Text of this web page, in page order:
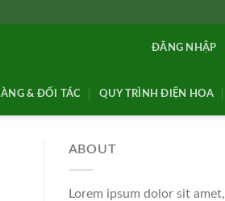
ĐĂNG NHẬP
& ĐỐI TÁC QUY TRÌNH ĐIỆN HOA
ABOUT
Lorem ipsum dolor sit amet,